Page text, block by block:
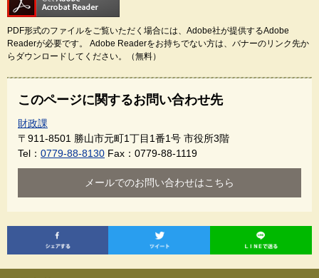
PDF形式のファイルをご覧いただく場合には、Adobe社が提供するAdobe
Readerが必要です。
Adobe Readerをお持ちでない方は、バナーのリンク先か
らダウンロードしてください。（無料）
このページに関するお問い合わせ先
財政課
〒911-8501 勝山市元町1丁目1番1号 市役所3階
Tel： 0779-88-8130 Fax：0779-88-1119
メールでのお問い合わせはこちら